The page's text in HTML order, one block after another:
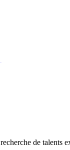
de talents